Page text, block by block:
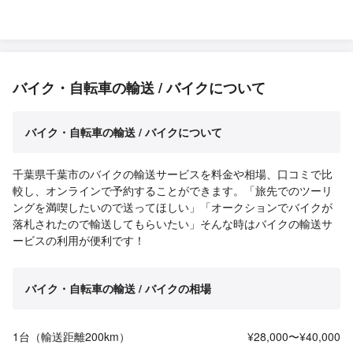
バイク・自転車の輸送 / バイクについて
バイク・自転車の輸送 / バイクについて
千葉県千葉市のバイクの輸送サービスを料金や相場、口コミで比
較し、オンラインで予約することができます。「旅先でのツーリ
ングを満喫したいので送ってほしい」「オークションでバイクが
落札されたので輸送してもらいたい」そんな時はバイクの輸送サ
ービスの利用が便利です！
バイク・自転車の輸送 / バイクの相場
1台（輸送距離200km） ¥28,000〜¥40,000